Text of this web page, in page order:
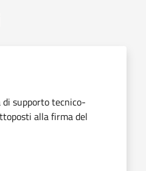
supporto tecnico-
alla firma del